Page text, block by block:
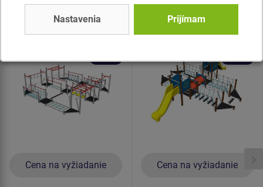
Chodník zručnosti -
celokovová
Cena na vyžiadanie
Novinka
Chodník zručnosti -
celokovová
Cena na vyžiadanie
Novinka
Nastavenia Prijímam